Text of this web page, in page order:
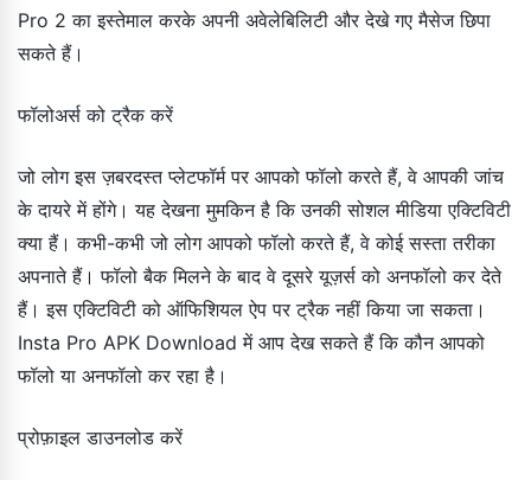
Pro 2 का इस्तेमाल करके अपनी अवेलेबिलिटी और देखे गए मैसेज छिपा
सकते हैं।
फॉलोअर्स को ट्रैक करें
जो लोग इस ज़बरदस्त प्लेटफॉर्म पर आपको फॉलो करते हैं, वे आपकी जांच
के दायरे में होंगे। यह देखना मुमकिन है कि उनकी सोशल मीडिया एक्टिविटी
क्या हैं। कभी-कभी जो लोग आपको फॉलो करते हैं, वे कोई सस्ता तरीका
अपनाते हैं। फॉलो बैक मिलने के बाद वे दूसरे यूज़र्स को अनफॉलो कर देते
हैं। इस एक्टिविटी को ऑफिशियल ऐप पर ट्रैक नहीं किया जा सकता।
Insta Pro APK Download में आप देख सकते हैं कि कौन आपको
फॉलो या अनफॉलो कर रहा है।
प्रोफ़ाइल डाउनलोड करें